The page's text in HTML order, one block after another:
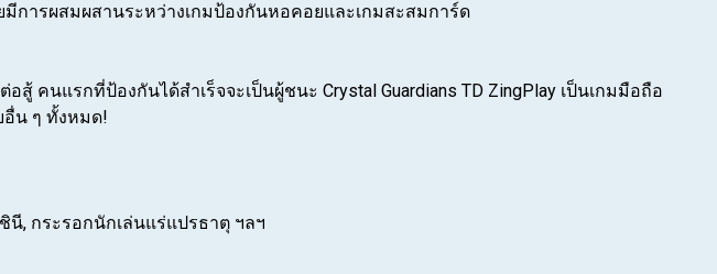
มีการผสมผสานระหว่างเกมป้องกันหอคอยและเกมสะสมการ์ด
นแรกที่ป้องกันได้สำเร็จจะเป็นผู้ชนะ Crystal Guardians TD ZingPlay เป็นเกมมือถือ
อื่น ๆ ทั้งหมด!
, กระรอกนักเล่นแร่แปรธาตุ ฯลฯ